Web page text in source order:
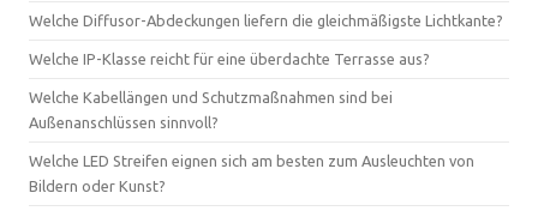
Welche Diffusor-Abdeckungen liefern die gleichmäßigste Lichtkante?
Welche IP-Klasse reicht für eine überdachte Terrasse aus?
Welche Kabellängen und Schutzmaßnahmen sind bei
Außenanschlüssen sinnvoll?
Welche LED Streifen eignen sich am besten zum Ausleuchten von
Bildern oder Kunst?